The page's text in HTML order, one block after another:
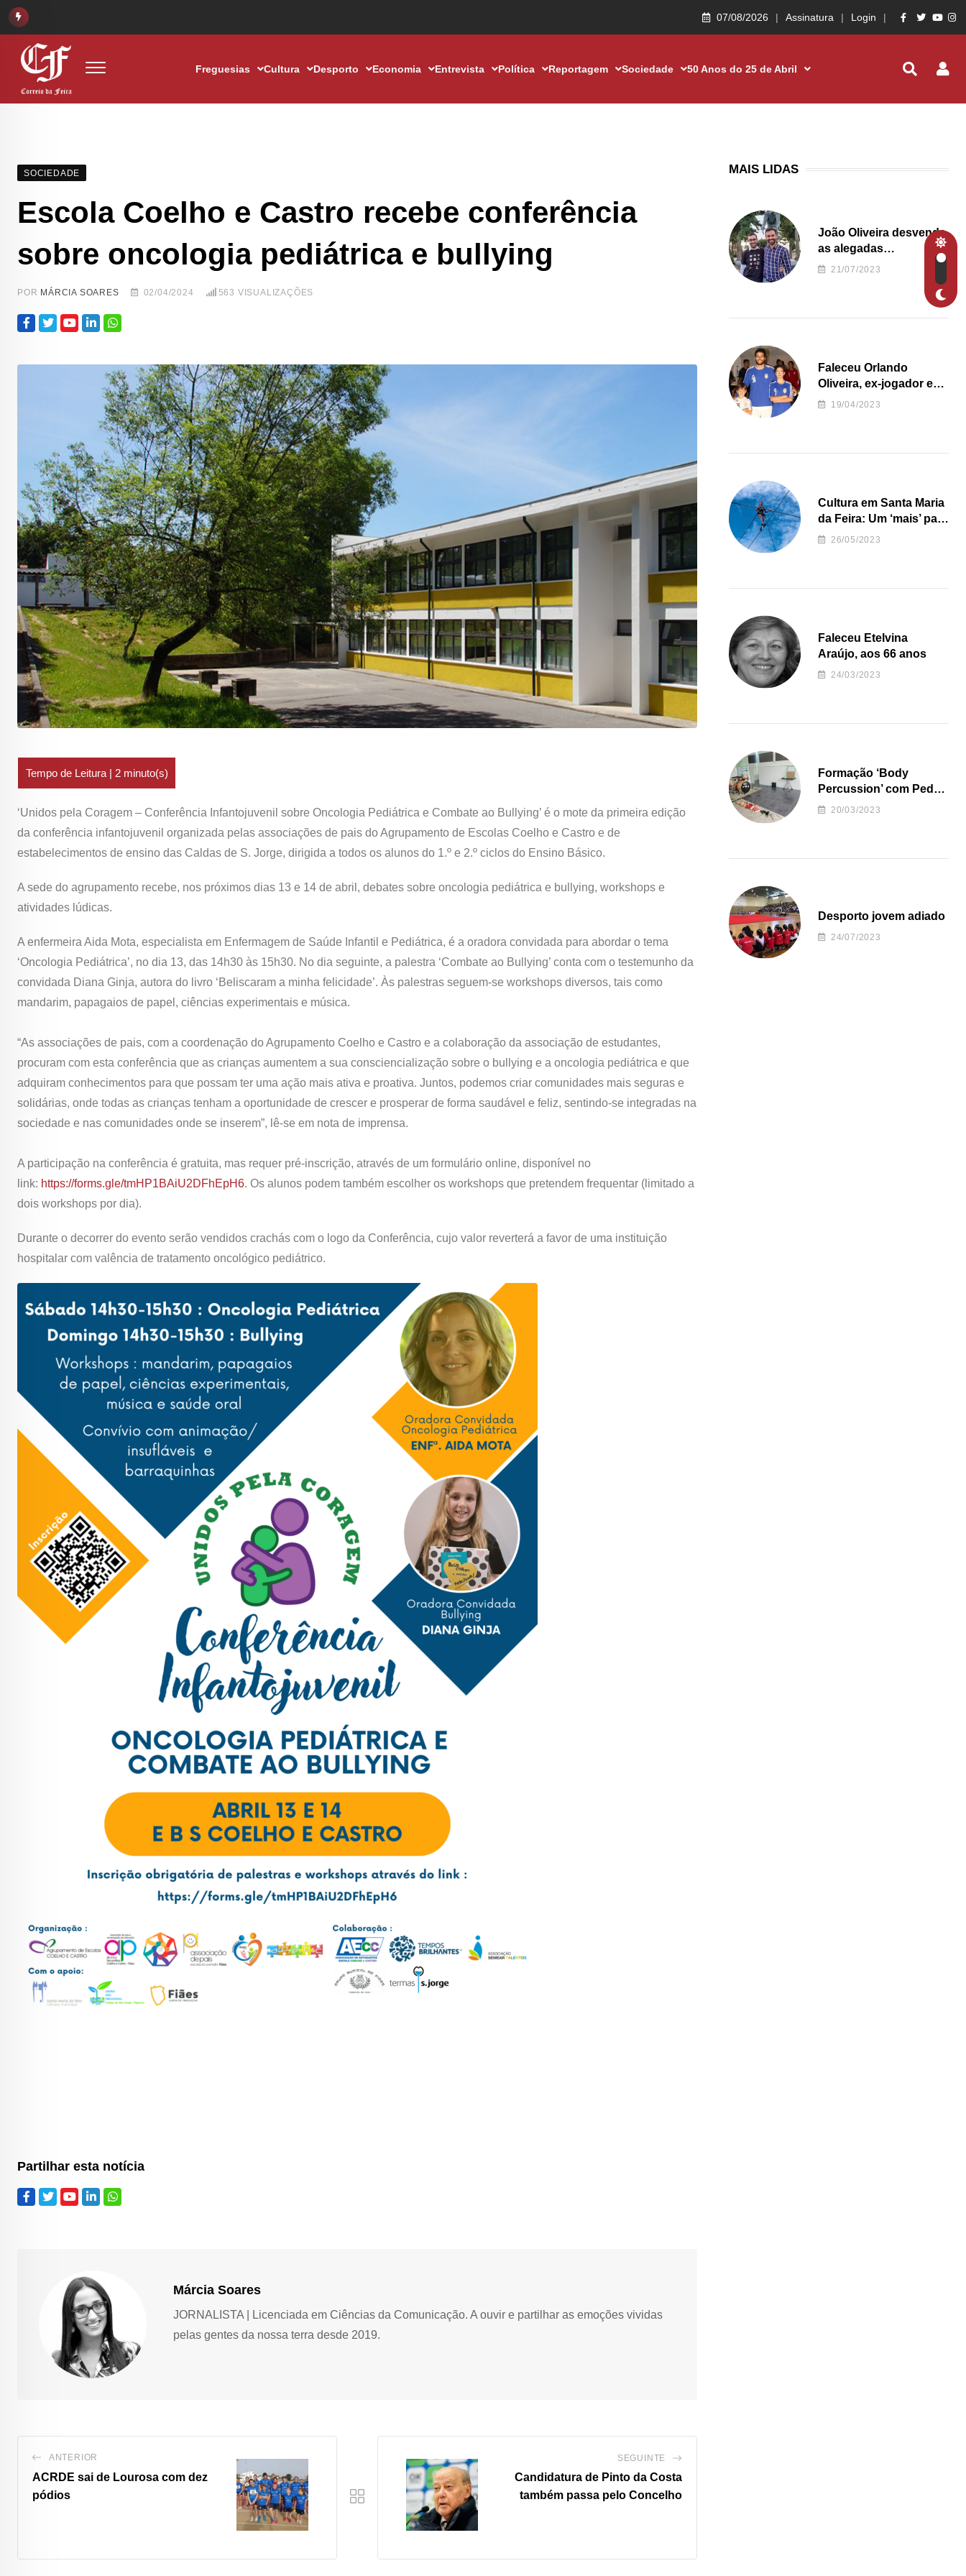
07/08/2026 Assinatura Login
Freguesias Cultura Desporto Economia Entrevista Política Reportagem Sociedade 50 Anos do 25 de Abril
SOCIEDADE
Escola Coelho e Castro recebe conferência
sobre oncologia pediátrica e bullying
POR MÁRCIA SOARES 02/04/2024 563 VISUALIZAÇÕES
‘Unidos pela Coragem – Conferência Infantojuvenil sobre Oncologia Pediátrica e Combate ao Bullying’ é o mote da primeira edição
da conferência infantojuvenil organizada pelas associações de pais do Agrupamento de Escolas Coelho e Castro e de
estabelecimentos de ensino das Caldas de S. Jorge, dirigida a todos os alunos do 1.º e 2.º ciclos do Ensino Básico.
A sede do agrupamento recebe, nos próximos dias 13 e 14 de abril, debates sobre oncologia pediátrica e bullying, workshops e
atividades lúdicas.
A enfermeira Aida Mota, especialista em Enfermagem de Saúde Infantil e Pediátrica, é a oradora convidada para abordar o tema
‘Oncologia Pediátrica’, no dia 13, das 14h30 às 15h30. No dia seguinte, a palestra ‘Combate ao Bullying’ conta com o testemunho da
convidada Diana Ginja, autora do livro ‘Beliscaram a minha felicidade’. Às palestras seguem-se workshops diversos, tais como
mandarim, papagaios de papel, ciências experimentais e música.
“As associações de pais, com a coordenação do Agrupamento Coelho e Castro e a colaboração da associação de estudantes,
procuram com esta conferência que as crianças aumentem a sua consciencialização sobre o bullying e a oncologia pediátrica e que
adquiram conhecimentos para que possam ter uma ação mais ativa e proativa. Juntos, podemos criar comunidades mais seguras e
solidárias, onde todas as crianças tenham a oportunidade de crescer e prosperar de forma saudável e feliz, sentindo-se integradas na
sociedade e nas comunidades onde se inserem”, lê-se em nota de imprensa.
A participação na conferência é gratuita, mas requer pré-inscrição, através de um formulário online, disponível no
link: https://forms.gle/tmHP1BAiU2DFhEpH6. Os alunos podem também escolher os workshops que pretendem frequentar (limitado a
dois workshops por dia).
Durante o decorrer do evento serão vendidos crachás com o logo da Conferência, cujo valor reverterá a favor de uma instituição
hospitalar com valência de tratamento oncológico pediátrico.
Partilhar esta notícia
Márcia Soares
JORNALISTA | Licenciada em Ciências da Comunicação. A ouvir e partilhar as emoções vividas
pelas gentes da nossa terra desde 2019.
ANTERIOR
ACRDE sai de Lourosa com dez
pódios
SEGUINTE
Candidatura de Pinto da Costa
também passa pelo Concelho
MAIS LIDAS
João Oliveira desvenda
as alegadas
irregularidades da
Junta de Freguesia S.
21/07/2023
Faleceu Orlando
Oliveira, ex-jogador e
treinador da formação
19/04/2023
Cultura em Santa Maria
da Feira: Um ‘mais’ para
o Concelho
26/05/2023
Faleceu Etelvina
Araújo, aos 66 anos
24/03/2023
Formação ‘Body
Percussion’ com Pedro
Almeida
20/03/2023
Desporto jovem adiado
24/07/2023